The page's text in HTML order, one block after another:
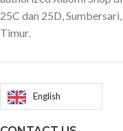
25C dan 25D,
Timur.
English